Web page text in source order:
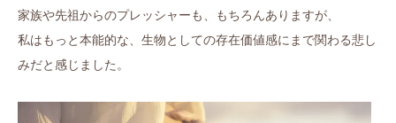
家族や先祖からのプレッシャーも、もちろんありますが、
私はもっと本能的な、生物としての存在価値感にまで関わる悲し
みだと感じました。